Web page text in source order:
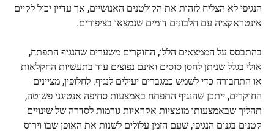
הנגיפי לא הצליח לזהות את הקולטנים האנושיים, אך עדיין יכול לקיים
אינטראקציה עם חלבונים דומים שנמצאו בציפורים.
בהתבסס על הממצאים הללו, החוקרים משערים שהנגיף התפתח,
אולי בגלל שניתן לחסן סוסים ואינם נפוצים עוד בתעשיות החקלאות
או התחבורה כדי לשמש כמגברים יעילים לנגיף. לחלופין, מציינים
החוקרים, ייתכן שהנגיף התפתח באמצעות סחיפה אנטיגני פשוטה,
תהליך שבאמצעותו מוטציות אקראיות גורמות לסדרה של שינויים
קטנים בגנום הנגיפי, שעם הזמן עלולים לשנות את האופן שבו וירוס